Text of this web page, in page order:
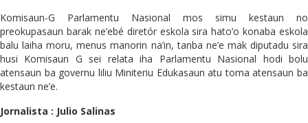
Komisaun-G Parlamentu Nasional mos simu kestaun no
preokupasaun barak ne’ebé diretór eskola sira hato’o konaba eskola
balu laiha moru, menus manorin na’in, tanba ne’e mak diputadu sira
husi Komisaun G sei relata iha Parlamentu Nasional hodi bolu
atensaun ba governu liliu Miniteriu Edukasaun atu toma atensaun ba
kestaun ne’e.
Jornalista : Julio Salinas